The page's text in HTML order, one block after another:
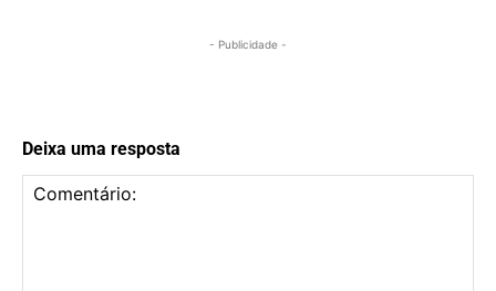
- Publicidade -
Deixa uma resposta